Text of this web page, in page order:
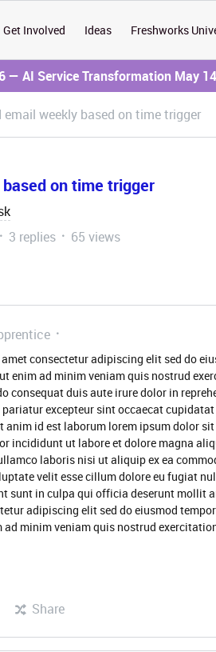
Get Involved Ideas Freshworks
— AI Service Transformation May
email weekly based on time trigger
on time trigger
3 replies
65 views
consectetur adipiscing elit sed do
enim ad minim veniam quis nostrud
consequat duis aute irure dolor in
excepteur sint occaecat
id est laborum lorem ipsum dolor
incididunt ut labore et dolore magna
laboris nisi ut aliquip ex ea
velit esse cillum dolore eu fugiat
sunt in culpa qui officia deserunt mollit
adipiscing elit sed do eiusmod
ad minim veniam quis nostrud
Share